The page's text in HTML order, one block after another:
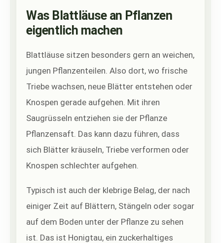
Was Blattläuse an Pflanzen
eigentlich machen
Blattläuse sitzen besonders gern an weichen,
jungen Pflanzenteilen. Also dort, wo frische
Triebe wachsen, neue Blätter entstehen oder
Knospen gerade aufgehen. Mit ihren
Saugrüsseln entziehen sie der Pflanze
Pflanzensaft. Das kann dazu führen, dass
sich Blätter kräuseln, Triebe verformen oder
Knospen schlechter aufgehen.
Typisch ist auch der klebrige Belag, der nach
einiger Zeit auf Blättern, Stängeln oder sogar
auf dem Boden unter der Pflanze zu sehen
ist. Das ist Honigtau, ein zuckerhaltiges